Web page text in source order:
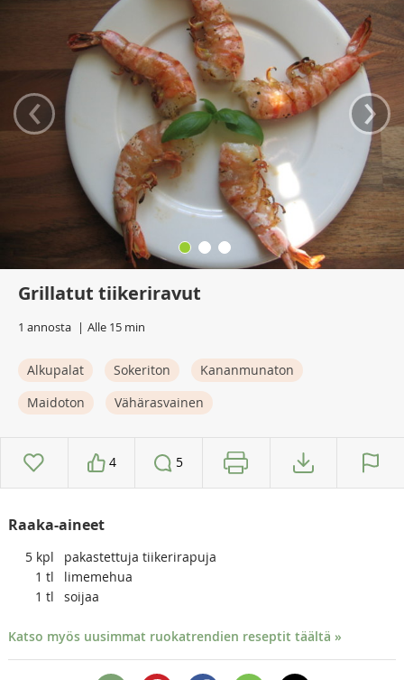
‹ ›
Grillatut tiikeriravut
1 annosta Alle 15 min
Alkupalat Sokeriton
Kananmunaton
Maidoton
Vähärasvainen
4 5
Raaka-aineet
5 kpl
pakastettuja tiikerirapuja
1 tl
limemehua
1 tl soijaa
Katso myös uusimmat ruokatrendien reseptit täältä »